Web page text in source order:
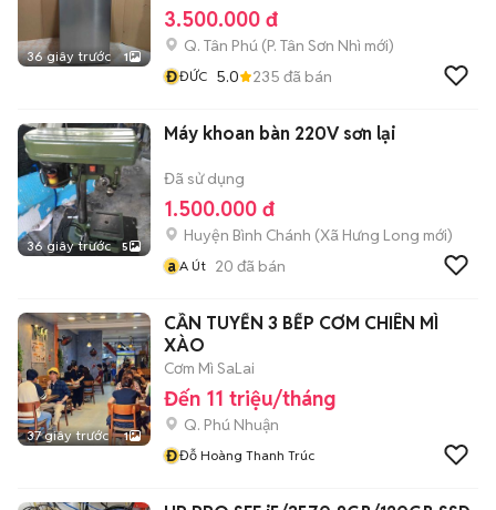
36 giây trước 1
3.500.000 đ
Q. Tân Phú (P. Tân Sơn Nhì mới)
ĐĐỨC 5.0 235 đã bán
36 giây trước 5
Máy khoan bàn 220V sơn lại
Đã sử dụng
1.500.000 đ
Huyện Bình Chánh (Xã Hưng Long mới)
a A Út 20 đã bán
37 giây trước 1
CẦN TUYỂN 3 BẾP CƠM CHIÊN MÌ
XÀO
Cơm Mì SaLai
Đến 11 triệu/tháng
Q. Phú Nhuận
ĐĐỗ Hoàng Thanh Trúc